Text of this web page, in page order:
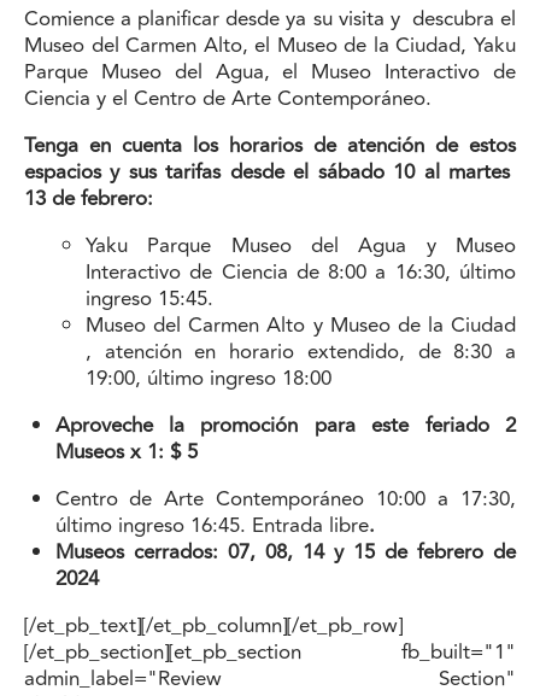
Comience a planificar desde ya su visita y descubra el
Museo del Carmen Alto, el Museo de la Ciudad, Yaku
Parque Museo del Agua, el Museo Interactivo de
Ciencia y el Centro de Arte Contemporáneo.
Tenga en cuenta los horarios de atención de estos
espacios y sus tarifas desde el sábado 10 al martes
13 de febrero:
Yaku Parque Museo del Agua y Museo
Interactivo de Ciencia de 8:00 a 16:30, último
ingreso 15:45.
Museo del Carmen Alto y Museo de la Ciudad
, atención en horario extendido, de 8:30 a
19:00, último ingreso 18:00
Aproveche la promoción para este feriado 2
Museos x 1: $ 5
Centro de Arte Contemporáneo 10:00 a 17:30,
último ingreso 16:45. Entrada libre.
Museos cerrados: 07, 08, 14 y 15 de febrero de
2024
[/et_pb_text][/et_pb_column][/et_pb_row]
[/et_pb_section][et_pb_section fb_built="1"
admin_label="Review Section"